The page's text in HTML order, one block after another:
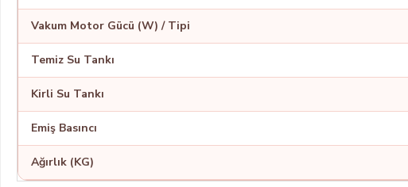
Vakum Motor Gücü (W) / Tipi
Temiz Su Tankı
Kirli Su Tankı
Emiş Basıncı
Ağırlık (KG)